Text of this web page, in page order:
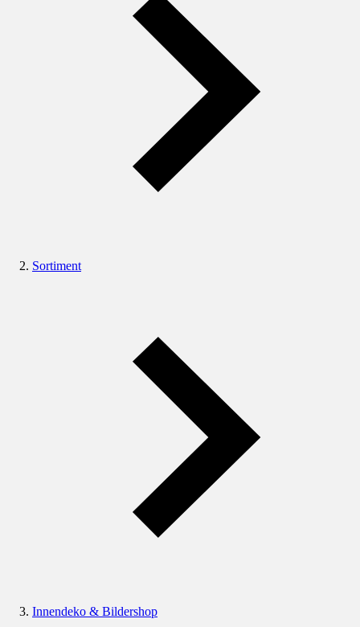
Sortiment
Innendeko & Bildershop